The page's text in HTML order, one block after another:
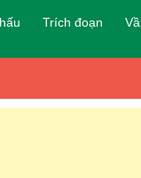
Trích đoạn